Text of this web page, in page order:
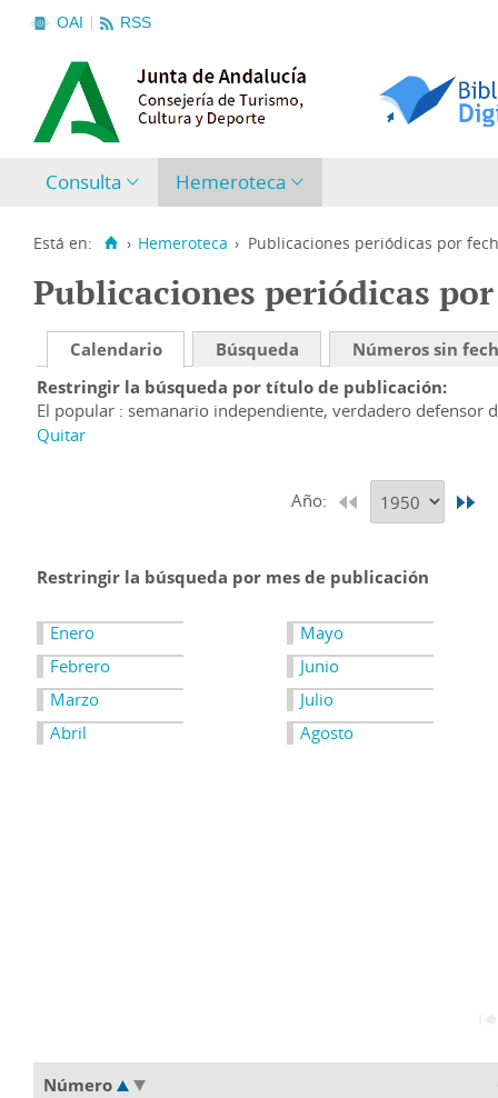
OAI RSS
Consulta Hemeroteca
Está en: › Hemeroteca › Publicaciones periódicas por
Publicaciones periódicas
Calendario Búsqueda
Números sin
Restringir la búsqueda por título de publicación
El popular : semanario independiente, verdadero defensor
Quitar
Año:
Restringir la búsqueda por mes de publicación
Enero
Febrero
Marzo
Abril
Mayo
Junio
Julio
Agosto
Número